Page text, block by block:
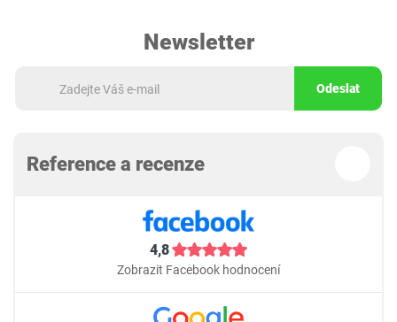
Newsletter
Odeslat
Reference a recenze
4,8
Zobrazit Facebook hodnocení